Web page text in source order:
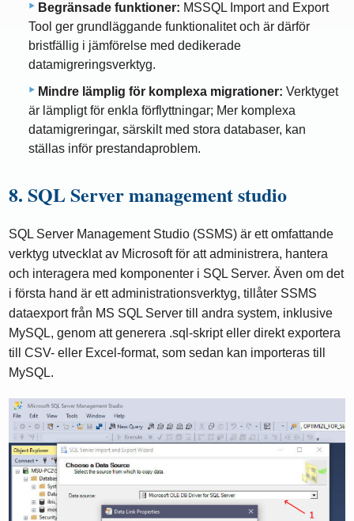
Begränsade funktioner: MSSQL Import and Export
Tool ger grundläggande funktionalitet och är därför
bristfällig i jämförelse med dedikerade
datamigreringsverktyg.
Mindre lämplig för komplexa migrationer: Verktyget
är lämpligt för enkla förflyttningar; Mer komplexa
datamigreringar, särskilt med stora databaser, kan
ställas inför prestandaproblem.
8. SQL Server management studio
SQL Server Management Studio (SSMS) är ett omfattande
verktyg utvecklat av Microsoft för att administrera, hantera
och interagera med komponenter i SQL Server. Även om det
i första hand är ett administrationsverktyg, tillåter SSMS
dataexport från MS SQL Server till andra system, inklusive
MySQL, genom att generera .sql-skript eller direkt exportera
till CSV- eller Excel-format, som sedan kan importeras till
MySQL.